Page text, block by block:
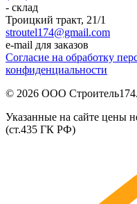
- склад
Троицкий тракт, 21/1
stroutel174@gmail.com
e-mail для заказов
Согласие на обработку
конфиденциальности
© 2026 ООО
Указанные на сайте цены
(ст.435 ГК РФ)